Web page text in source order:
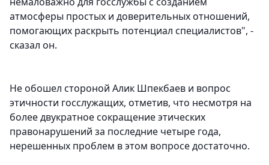
атмосферы простых и доверительных отношений,
помогающих раскрыть потенциал специалистов", -
сказал он.
Не обошел стороной Алик Шпекбаев и вопрос
этичности госслужащих, отметив, что несмотря на
более двукратное сокращение этических
правонарушений за последние четыре года,
нерешенных проблем в этом вопросе достаточно.